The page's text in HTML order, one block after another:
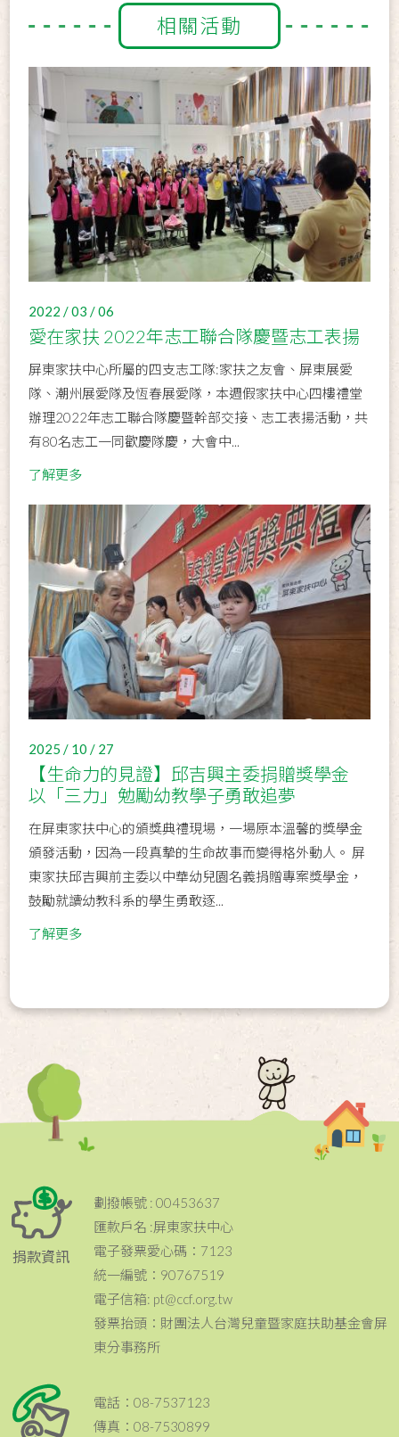
相關活動
2022 / 03 / 06
愛在家扶 2022年志工聯合隊慶暨志工表揚
屏東家扶中心所屬的四支志工隊:家扶之友會、屏東展愛
隊、潮州展愛隊及恆春展愛隊，本週假家扶中心四樓禮堂
辦理2022年志工聯合隊慶暨幹部交接、志工表揚活動，共
有80名志工一同歡慶隊慶，大會中...
了解更多
2025 / 10 / 27
【生命力的見證】邱吉興主委捐贈獎學金
以「三力」勉勵幼教學子勇敢追夢
在屏東家扶中心的頒獎典禮現場，一場原本溫馨的獎學金
頒發活動，因為一段真摯的生命故事而變得格外動人。 屏
東家扶邱吉興前主委以中華幼兒園名義捐贈專案獎學金，
鼓勵就讀幼教科系的學生勇敢逐...
了解更多
捐款資訊
劃撥帳號 : 00453637
匯款戶名 :屏東家扶中心
電子發票愛心碼：7123
統一編號：90767519
電子信箱: pt@ccf.org.tw
發票抬頭：財團法人台灣兒童暨家庭扶助基金會屏
東分事務所
電話：08-7537123
傳真：08-7530899